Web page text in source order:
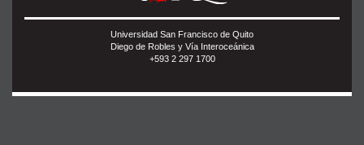
Universidad San Francisco de Quito
Diego de Robles y Vía Interoceánica
+593 2 297 1700